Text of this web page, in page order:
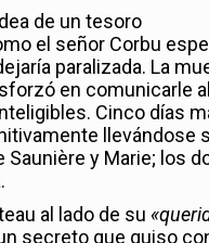
de un tesoro
el señor Corbu
paralizada. La
en comunicarle
Cinco días
llevándose
y Marie; los
al lado de su
secreto que quiso